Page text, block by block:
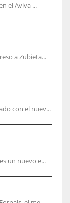
el Aviva ...
a Zubieta...
con el nuev...
un nuevo e...